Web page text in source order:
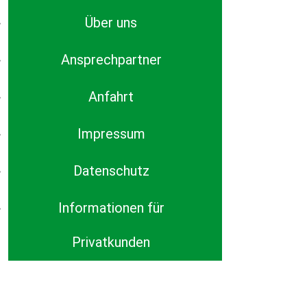
Über uns
Ansprechpartner
Anfahrt
Impressum
Datenschutz
Informationen für
Privatkunden